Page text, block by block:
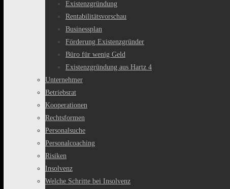
Existenzgründung
Rentabilitätsvorschau
Businessplan
Förderung Existenzgründer
Büro für wenig Geld
Existenzgründung aus Hartz 4
Unternehmer
Betriebsrat
Kooperationen
Rechtsformen
Personalsuche
Personalcoaching
Risiken
Insolvenz
Welche Schritte bei Insolvenz